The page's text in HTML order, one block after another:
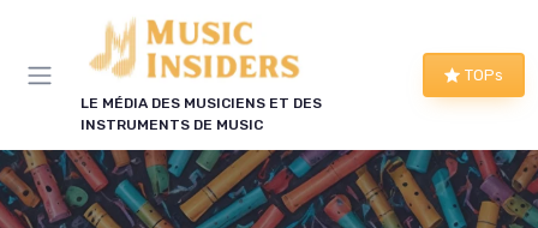
LE MÉDIA DES MUSICIENS ET DES
INSTRUMENTS DE MUSIC
TOPs
Panneau de gestion des cookies